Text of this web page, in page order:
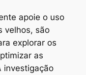
apoie o uso
velhos, são
explorar os
as
investigação